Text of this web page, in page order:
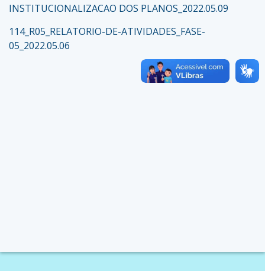
INSTITUCIONALIZACAO DOS PLANOS_2022.05.09
114_R05_RELATORIO-DE-ATIVIDADES_FASE-
05_2022.05.06